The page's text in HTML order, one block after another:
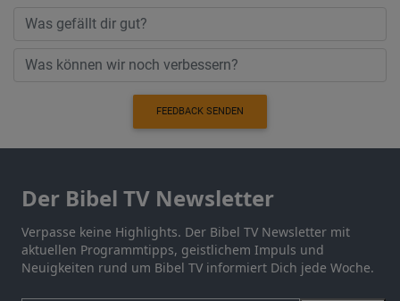
FEEDBACK SENDEN
Der Bibel TV Newsletter
Verpasse keine Highlights. Der Bibel TV Newsletter mit
aktuellen Programmtipps, geistlichem Impuls und
Neuigkeiten rund um Bibel TV informiert Dich jede Woche.